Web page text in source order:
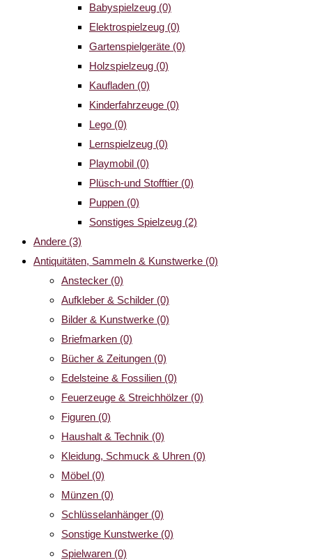
Babyspielzeug (0)
Elektrospielzeug (0)
Gartenspielgeräte (0)
Holzspielzeug (0)
Kaufladen (0)
Kinderfahrzeuge (0)
Lego (0)
Lernspielzeug (0)
Playmobil (0)
Plüsch-und Stofftier (0)
Puppen (0)
Sonstiges Spielzeug (2)
Andere (3)
Antiquitäten, Sammeln & Kunstwerke (0)
Anstecker (0)
Aufkleber & Schilder (0)
Bilder & Kunstwerke (0)
Briefmarken (0)
Bücher & Zeitungen (0)
Edelsteine & Fossilien (0)
Feuerzeuge & Streichhölzer (0)
Figuren (0)
Haushalt & Technik (0)
Kleidung, Schmuck & Uhren (0)
Möbel (0)
Münzen (0)
Schlüsselanhänger (0)
Sonstige Kunstwerke (0)
Spielwaren (0)